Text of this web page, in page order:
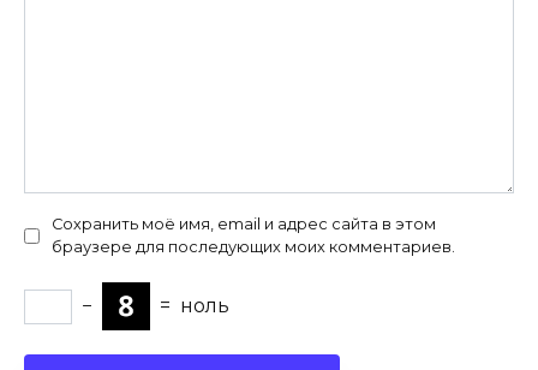
Сохранить моё имя, email и адрес сайта в этом
браузере для последующих моих комментариев.
− = ноль